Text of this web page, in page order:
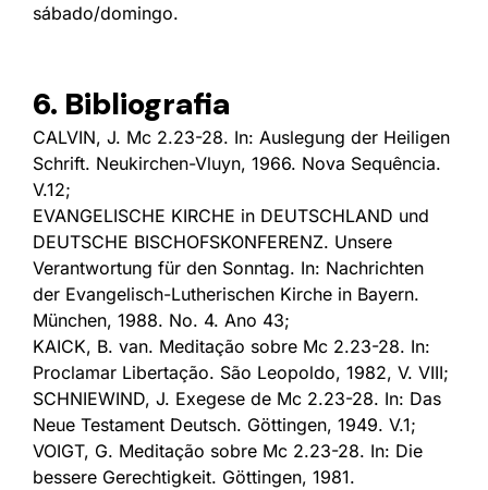
sábado/domingo.
6. Bibliografia
CALVIN, J. Mc 2.23-28. In: Auslegung der Heiligen
Schrift. Neukirchen-Vluyn, 1966. Nova Sequência.
V.12;
EVANGELISCHE KIRCHE in DEUTSCHLAND und
DEUTSCHE BISCHOFSKONFERENZ. Unsere
Verantwortung für den Sonntag. In: Nachrichten
der Evangelisch-Lutherischen Kirche in Bayern.
München, 1988. No. 4. Ano 43;
KAICK, B. van. Meditação sobre Mc 2.23-28. In:
Proclamar Libertação. São Leopoldo, 1982, V. VIII;
SCHNIEWIND, J. Exegese de Mc 2.23-28. In: Das
Neue Testament Deutsch. Göttingen, 1949. V.1;
VOIGT, G. Meditação sobre Mc 2.23-28. In: Die
bessere Gerechtigkeit. Göttingen, 1981.